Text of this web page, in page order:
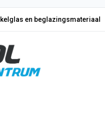
unieke verkoopargumenten
en beglazingsmateriaal